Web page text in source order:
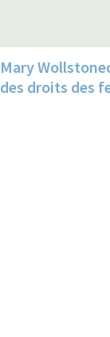
Mary
des droits des